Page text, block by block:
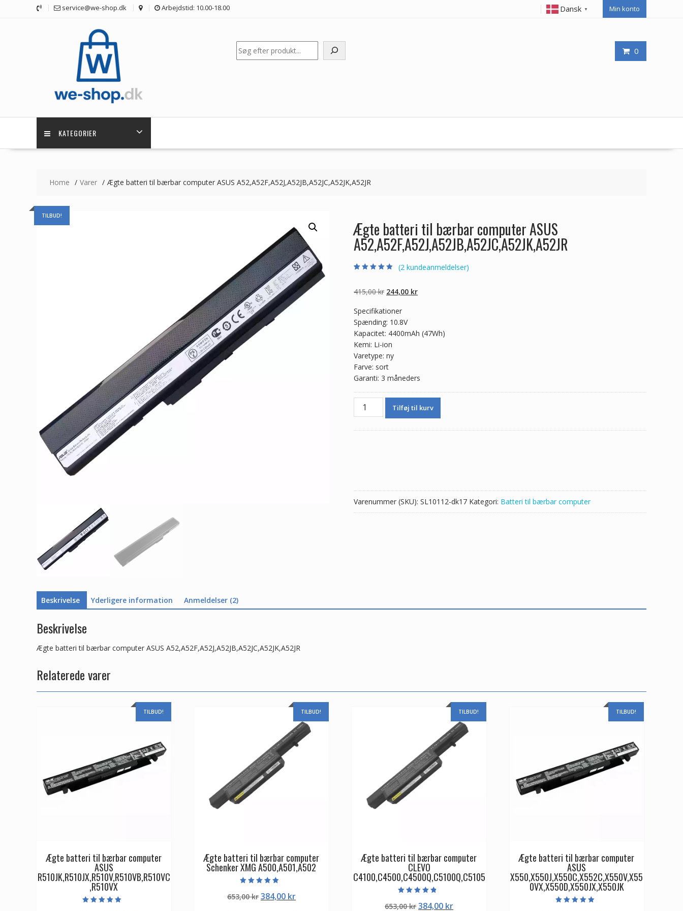
service@we-shop.dk Arbejdstid: 10.00-18.00 Dansk ▼ Min konto
0
Søg
KATEGORIER
Home Varer Ægte batteri til bærbar computer ASUS A52,A52F,A52J,A52JB,A52JC,A52JK,A52JR
TILBUD!
Ægte batteri til bærbar computer ASUS
A52,A52F,A52J,A52JB,A52JC,A52JK,A52JR
baseret på
kundebedømme
(2 kundeanmeldelser)
415,00kr Den
pris
var:
415,00 kr.
244,00 krDen
244,00 kr.
Specifikationer
Spænding: 10.8V
Kapacitet: 4400mAh (47Wh)
Kemi: Li-ion
Varetype: ny
Farve: sort
Garanti: 3 måneders
Ægte
batteri
Tilføj til kurv
Varenummer (SKU): SL10112-dk17 Kategori: Batteri til bærbar computer
Beskrivelse Yderligere information Anmeldelser (2)
Beskrivelse
Ægte batteri til bærbar computer ASUS A52,A52F,A52J,A52JB,A52JC,A52JK,A52JR
Relaterede varer
TILBUD!
Ægte batteri til bærbar computer
ASUS
R510JK,R510JX,R510V,R510VB,R510VC
,R510VX
TILBUD!
Ægte batteri til bærbar computer
Schenker XMG A500,A501,A502
4.50
ud af 5
653,00kr Den
384,00 krDen
TILBUD!
Ægte batteri til bærbar computer
CLEVO
C4100,C4500,C4500Q,C5100Q,C5105
4.50
653,00kr Den
384,00 krDen
TILBUD!
Ægte batteri til bærbar computer
ASUS
X550,X550J,X550C,X552C,X550V,X55
0VX,X550D,X550JX,X550JK